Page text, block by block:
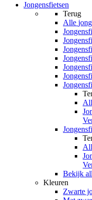
Jongensfietsen
Terug
Alle
Bekijk
Kleuren
Zwarte